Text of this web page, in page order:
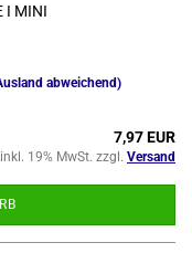
I MINI
abweichend)
7,97 EUR
inkl. 19% MwSt. zzgl. Versand